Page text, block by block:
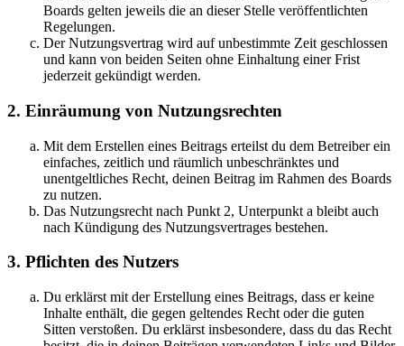
Boards gelten jeweils die an dieser Stelle veröffentlichten
Regelungen.
Der Nutzungsvertrag wird auf unbestimmte Zeit geschlossen
und kann von beiden Seiten ohne Einhaltung einer Frist
jederzeit gekündigt werden.
2. Einräumung von Nutzungsrechten
Mit dem Erstellen eines Beitrags erteilst du dem Betreiber ein
einfaches, zeitlich und räumlich unbeschränktes und
unentgeltliches Recht, deinen Beitrag im Rahmen des Boards
zu nutzen.
Das Nutzungsrecht nach Punkt 2, Unterpunkt a bleibt auch
nach Kündigung des Nutzungsvertrages bestehen.
3. Pflichten des Nutzers
Du erklärst mit der Erstellung eines Beitrags, dass er keine
Inhalte enthält, die gegen geltendes Recht oder die guten
Sitten verstoßen. Du erklärst insbesondere, dass du das Recht